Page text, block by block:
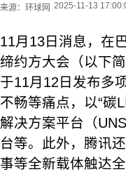
来源： 环球网 2025-11-13
11月13日消息，在
缔约方大会（以下
于11月12日发布多
不畅等痛点，以“碳
解决方案平台（
台等。此外，腾讯
事等全新载体触达